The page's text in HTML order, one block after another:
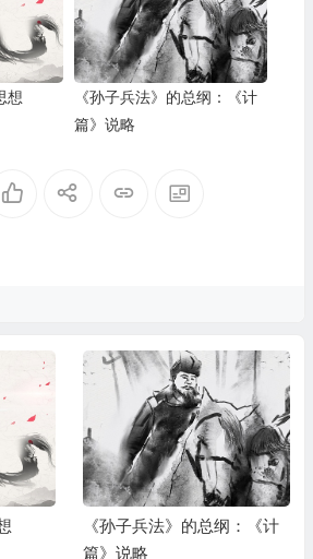
想
《孙子兵法》的总纲：《计
篇》说略
《孙子兵法》的总纲：《计
篇》说略